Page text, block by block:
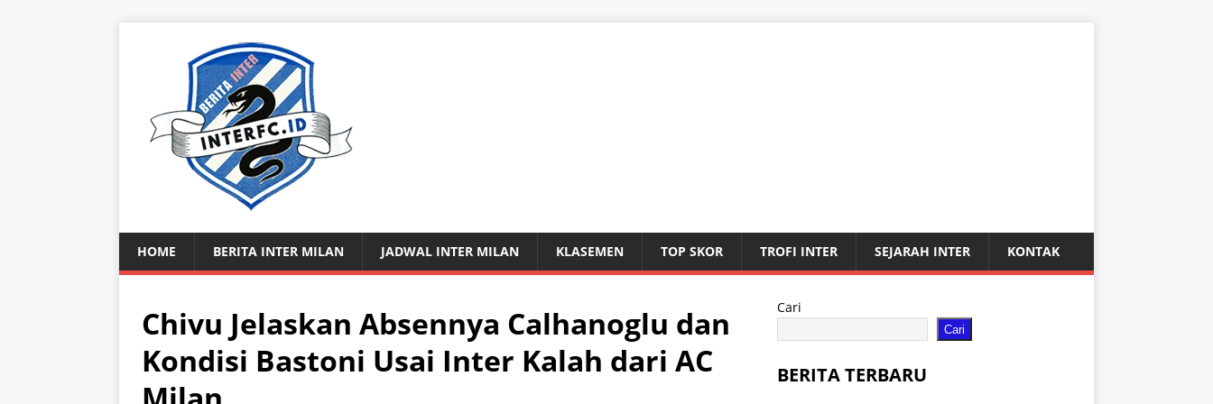
HOME BERITA INTER MILAN JADWAL INTER MILAN KLASEMEN TOP SKOR TROFI INTER SEJARAH INTER KONTAK
Chivu Jelaskan Absennya Calhanoglu dan
Kondisi Bastoni Usai Inter Kalah dari AC
Cari
Cari
BERITA TERBARU